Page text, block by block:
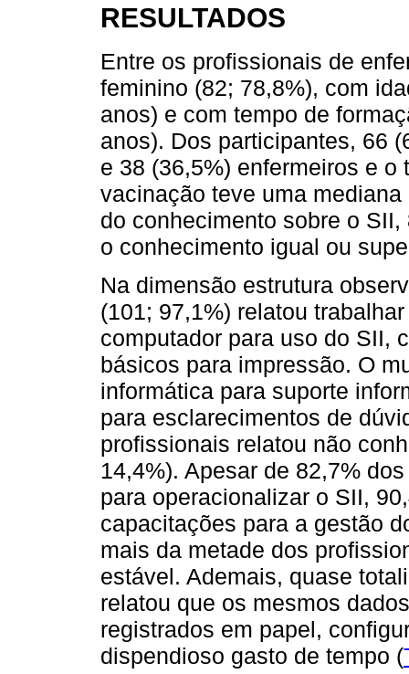
RESULTADOS
Entre os profissionais de
feminino (82; 78,8%), com
anos) e com tempo de
anos). Dos participantes, 66
e 38 (36,5%) enfermeiros e
vacinação teve uma
do conhecimento sobre o
o conhecimento igual ou
Na dimensão estrutura
(101; 97,1%) relatou
computador para uso do SII,
básicos para impressão. O
informática para suporte
para esclarecimentos de
profissionais relatou não
14,4%). Apesar de 82,7%
para operacionalizar o SII,
capacitações para a gestão
mais da metade dos
estável. Ademais, quase
relatou que os mesmos
registrados em papel,
dispendioso gasto de tempo (